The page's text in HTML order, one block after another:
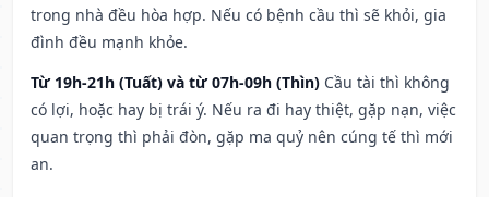
trong nhà đều hòa hợp. Nếu có bệnh cầu thì sẽ khỏi, gia
đình đều mạnh khỏe.
Từ 19h-21h (Tuất) và từ 07h-09h (Thìn) Cầu tài thì không
có lợi, hoặc hay bị trái ý. Nếu ra đi hay thiệt, gặp nạn, việc
quan trọng thì phải đòn, gặp ma quỷ nên cúng tế thì mới
an.